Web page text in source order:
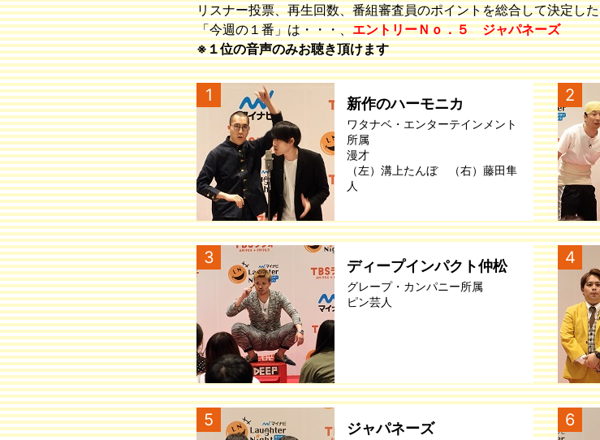
リスナー投票、再生回数、番組審査員のポイントを総合して決定した
「今週の１番」は・・・、エントリーＮｏ．５ ジャパネーズ
※１位の音声のみお聴き頂けます
1 新作のハーモニカ
ワタナベ・エンターテインメント
所属
漫才
（左）溝上たんぼ （右）藤田隼
人
2
3 ディープインパクト仲松
グレープ・カンパニー所属
ピン芸人
4
5 ジャパネーズ 6